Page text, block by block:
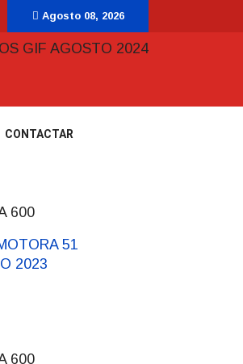
Agosto 08, 2026
CONTACTAR